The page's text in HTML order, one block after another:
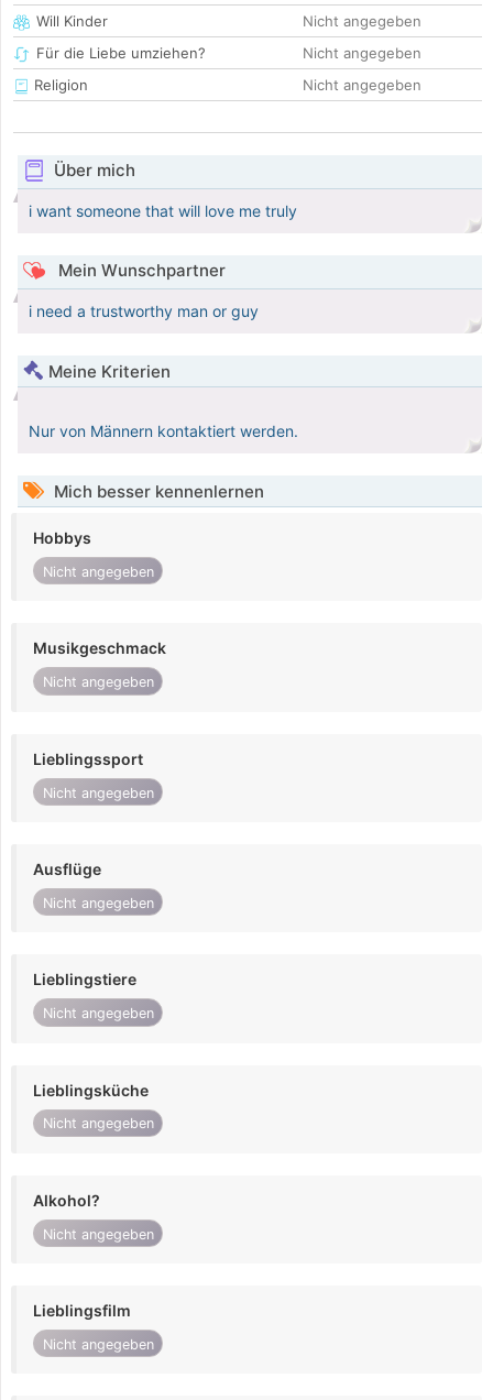
Will Kinder
Nicht angegeben
Für die Liebe umziehen?
Nicht angegeben
Religion
Nicht angegeben
Über mich
i want someone that will love me truly
Mein Wunschpartner
i need a trustworthy man or guy
Meine Kriterien
Nur von Männern kontaktiert werden.
Mich besser kennenlernen
Hobbys
Nicht angegeben
Musikgeschmack
Nicht angegeben
Lieblingssport
Nicht angegeben
Ausflüge
Nicht angegeben
Lieblingstiere
Nicht angegeben
Lieblingsküche
Nicht angegeben
Alkohol?
Nicht angegeben
Lieblingsfilm
Nicht angegeben